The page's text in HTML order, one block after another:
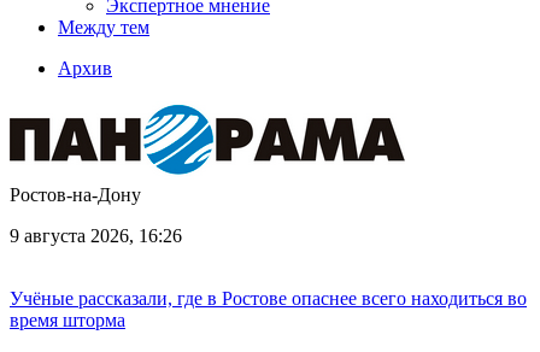
Экспертное мнение
Между тем
Архив
Ростов-на-Дону
9 августа 2026, 16:26
Учёные рассказали, где в Ростове опаснее всего находиться во
время шторма